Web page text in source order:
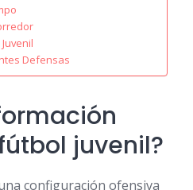
Defensas
juvenil?
configuración ofensiva